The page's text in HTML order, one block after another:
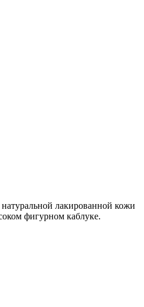
лакированной кожи
фигурном каблуке.